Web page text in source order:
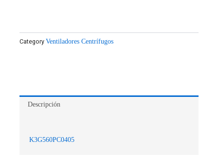
Category Ventiladores Centrífugos
Descripción
K3G560PC0405